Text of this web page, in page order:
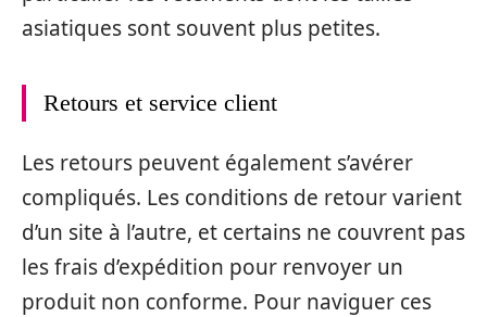
asiatiques sont souvent plus petites.
Retours et service client
Les retours peuvent également s’avérer
compliqués. Les conditions de retour varient
d’un site à l’autre, et certains ne couvrent pas
les frais d’expédition pour renvoyer un
produit non conforme. Pour naviguer ces